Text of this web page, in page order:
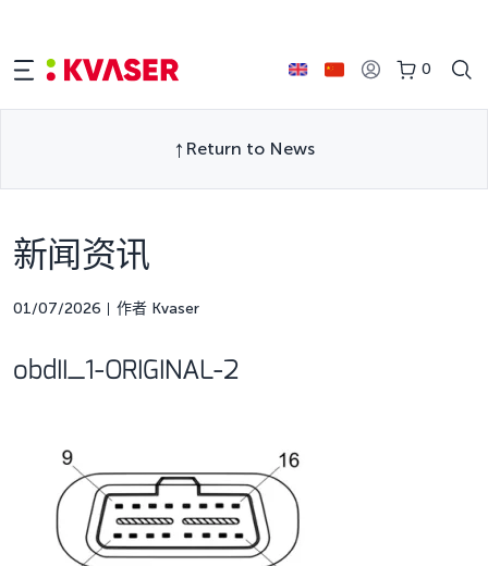
0
Return to News
新闻资讯
01/07/2026 作者 Kvaser
obdII_1-ORIGINAL-2